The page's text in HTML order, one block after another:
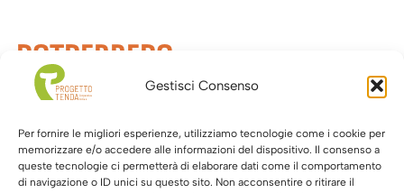
Gestisci Consenso
Per fornire le migliori esperienze, utilizziamo tecnologie come i cookie per
memorizzare e/o accedere alle informazioni del dispositivo. Il consenso a
queste tecnologie ci permetterà di elaborare dati come il comportamento
di navigazione o ID unici su questo sito. Non acconsentire o ritirare il
POTREBBERO
INTERESSARTI
ANCHE